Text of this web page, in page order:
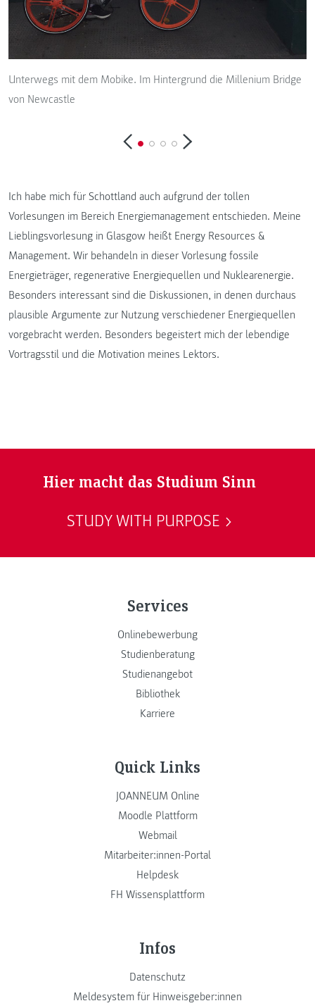
Unterwegs mit dem Mobike. Im Hintergrund die Millenium Bridge
von Newcastle
Ich habe mich für Schottland auch aufgrund der tollen
Vorlesungen im Bereich Energiemanagement entschieden. Meine
Lieblingsvorlesung in Glasgow heißt Energy Resources &
Management. Wir behandeln in dieser Vorlesung fossile
Energieträger, regenerative Energiequellen und Nuklearenergie.
Besonders interessant sind die Diskussionen, in denen durchaus
plausible Argumente zur Nutzung verschiedener Energiequellen
vorgebracht werden. Besonders begeistert mich der lebendige
Vortragsstil und die Motivation meines Lektors.
Hier macht das Studium Sinn
STUDY WITH PURPOSE
Services
Onlinebewerbung
Studienberatung
Studienangebot
Bibliothek
Karriere
Quick Links
JOANNEUM Online
Moodle Plattform
Webmail
Mitarbeiter:innen-Portal
Helpdesk
FH Wissensplattform
Infos
Datenschutz
Meldesystem für Hinweisgeber:innen